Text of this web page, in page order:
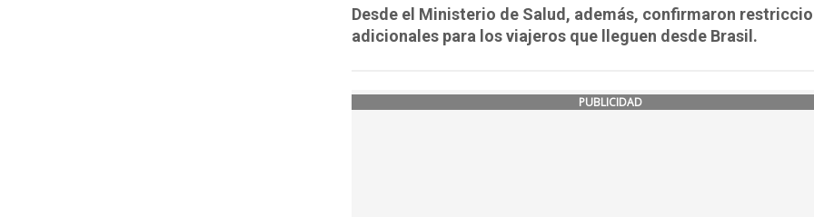
Desde el Ministerio de Salud, además, confirmaron
adicionales para los viajeros que lleguen desde Brasil.
PUBLICIDAD